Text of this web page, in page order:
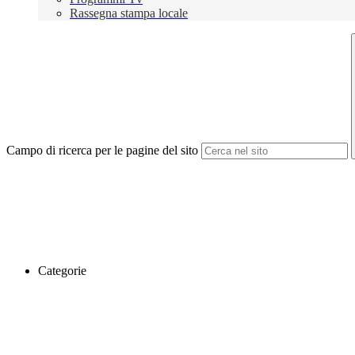
Rassegna stampa locale
Campo di ricerca per le pagine del sito
Categorie